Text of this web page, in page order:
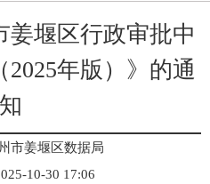
姜堰区行政审批中
年版）》的通
知
市姜堰区数据局
10-30 17:06